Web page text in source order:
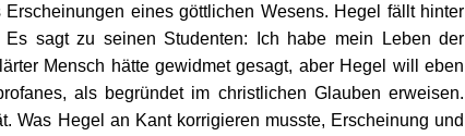
eines göttlichen Wesens. Hegel fällt hinter
Es sagt zu seinen Studenten: Ich habe mein Leben der
Mensch hätte gewidmet gesagt, aber Hegel will eben
als begründet im christlichen Glauben erweisen.
Was Hegel an Kant korrigieren musste, Erscheinung und